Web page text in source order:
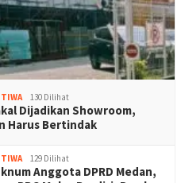
130 Dilihat
Dijadikan Showroom,
Harus Bertindak
129 Dilihat
Anggota DPRD Medan,